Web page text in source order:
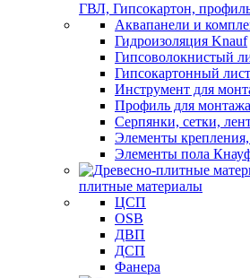
ГВЛ, Гипсокартон,
Аквапанели и
Гидроизоляция Knauf
Гипсоволокнистый
Гипсокартонный
Инструмент для
Профиль для
Серпянки, сетки,
Элементы
Элементы пола
плитные материалы
ЦСП
OSB
ДВП
ДСП
Фанера